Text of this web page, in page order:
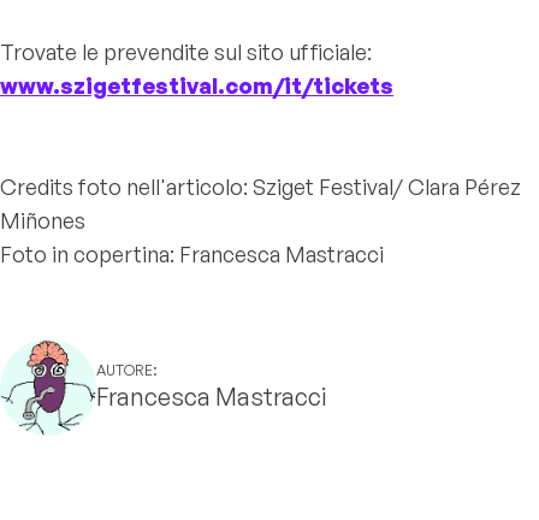
Trovate le prevendite sul sito ufficiale:
www.szigetfestival.com/it/tickets
Credits foto nell'articolo: Sziget Festival/ Clara Pérez
Miñones
Foto in copertina: Francesca Mastracci
AUTORE:
Francesca Mastracci